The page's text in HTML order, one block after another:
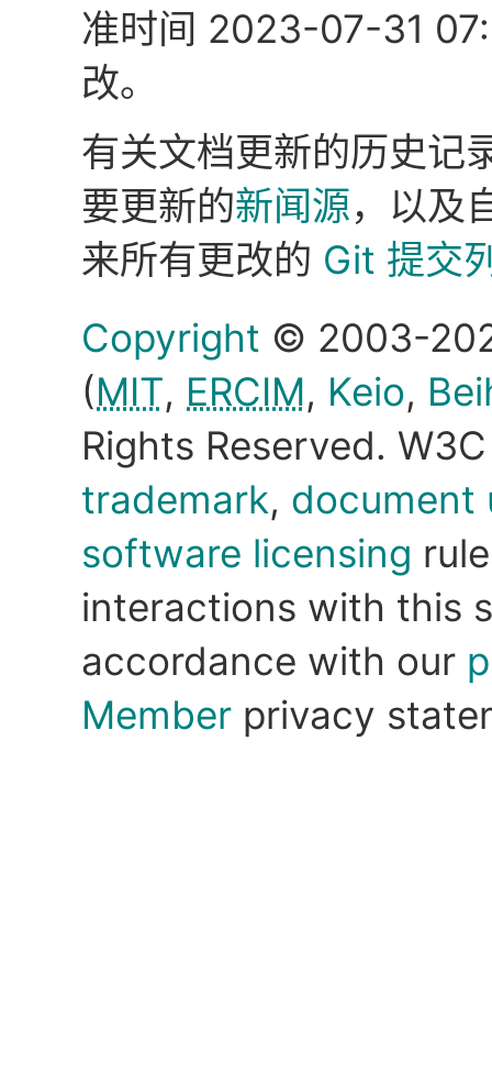
准时间 2023-07-31
改。
有关文档更新的历史记
要更新的新闻源，以及
来所有更改的 Git 提交
Copyright © 2003-
(MIT, ERCIM, Keio,
Rights Reserved.
trademark, document
software licensing
interactions with this
accordance with our
Memberprivacy